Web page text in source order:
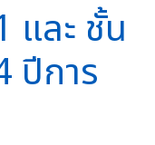
และ ชั้น
ปีการ